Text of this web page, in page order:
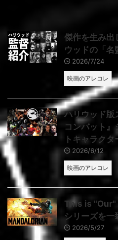
傑作を生み出
ウッドの「名
2026/7/24
映画のアレコレ
ハリウッド版
コンバット』
トキャラクタ
2026/6/12
映画のアレコレ
This is "Our"
シリーズを一
2026/5/27